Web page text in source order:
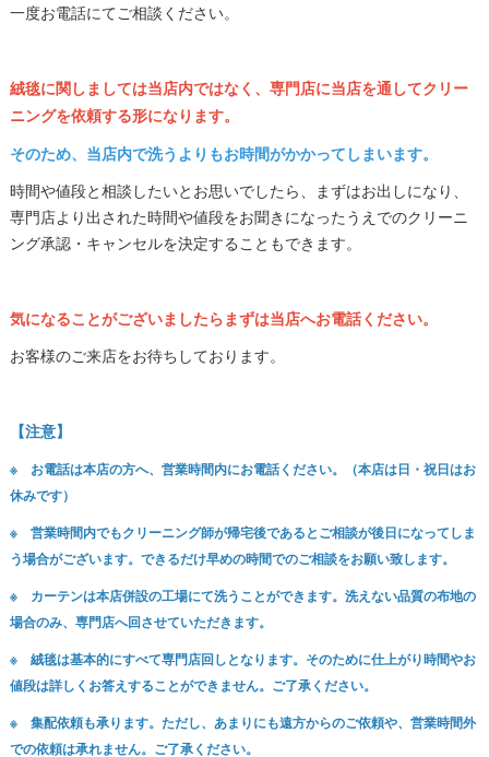
一度お電話にてご相談ください。
絨毯に関しましては当店内ではなく、専門店に当店を通してクリー
ニングを依頼する形になります。
そのため、当店内で洗うよりもお時間がかかってしまいます。
時間や値段と相談したいとお思いでしたら、まずはお出しになり、
専門店より出された時間や値段をお聞きになったうえでのクリーニ
ング承認・キャンセルを決定することもできます。
気になることがございましたらまずは当店へお電話ください。
お客様のご来店をお待ちしております。
【注意】
※ お電話は本店の方へ、営業時間内にお電話ください。（本店は日・祝日はお
休みです）
※ 営業時間内でもクリーニング師が帰宅後であるとご相談が後日になってしま
う場合がございます。できるだけ早めの時間でのご相談をお願い致します。
※ カーテンは本店併設の工場にて洗うことができます。洗えない品質の布地の
場合のみ、専門店へ回させていただきます。
※ 絨毯は基本的にすべて専門店回しとなります。そのために仕上がり時間やお
値段は詳しくお答えすることができません。ご了承ください。
※ 集配依頼も承ります。ただし、あまりにも遠方からのご依頼や、営業時間外
での依頼は承れません。ご了承ください。